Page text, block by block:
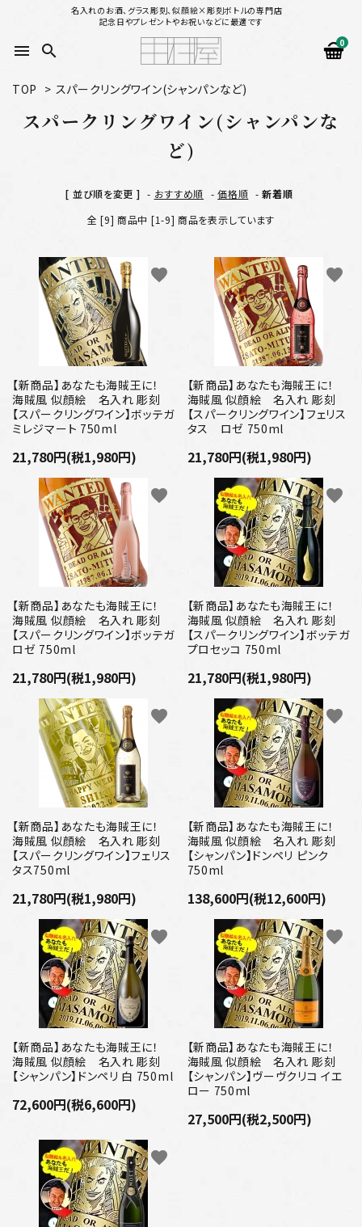
名入れのお酒、グラス彫刻、似顔絵×彫刻ボトルの専門店
記念日やプレゼントやお祝いなどに最適です
menu search 0
名入れ（縦書き）から選ぶ
配送方法
お支払方法
プライバシーポリシー
特定商取引法について
TOP > スパークリングワイン(シャンパンなど)
スパークリングワイン(シャンパンな
ど)
[ 並び順を変更 ] - おすすめ順 -価格順 -新着順
全 [9] 商品中 [1-9] 商品を表示しています
【新商品】あなたも海賊王に！
海賊風 似顔絵 名入れ 彫刻
【スパークリングワイン】ボッテガ
ミレジマート 750ml
21,780円(税1,980円)
favorite
【新商品】あなたも海賊王に！
海賊風 似顔絵 名入れ 彫刻
【スパークリングワイン】フェリス
タス ロゼ 750ml
21,780円(税1,980円)
favorite
【新商品】あなたも海賊王に！
海賊風 似顔絵 名入れ 彫刻
【スパークリングワイン】ボッテガ
ロゼ 750ml
21,780円(税1,980円)
favorite
【新商品】あなたも海賊王に！
海賊風 似顔絵 名入れ 彫刻
【スパークリングワイン】ボッテガ
プロセッコ 750ml
21,780円(税1,980円)
favorite
【新商品】あなたも海賊王に！
海賊風 似顔絵 名入れ 彫刻
【スパークリングワイン】フェリス
タス750ml
21,780円(税1,980円)
favorite
【新商品】あなたも海賊王に！
海賊風 似顔絵 名入れ 彫刻
【シャンパン】ドンペリ ピンク
750ml
138,600円(税12,600円)
favorite
【新商品】あなたも海賊王に！
海賊風 似顔絵 名入れ 彫刻
【シャンパン】ドンペリ 白 750ml
72,600円(税6,600円)
favorite
【新商品】あなたも海賊王に！
海賊風 似顔絵 名入れ 彫刻
【シャンパン】ヴーヴクリコ イエ
ロー 750ml
27,500円(税2,500円)
favorite
favorite